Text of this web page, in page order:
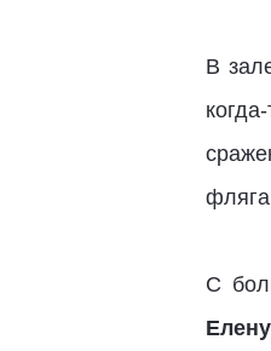
В
фляга
С